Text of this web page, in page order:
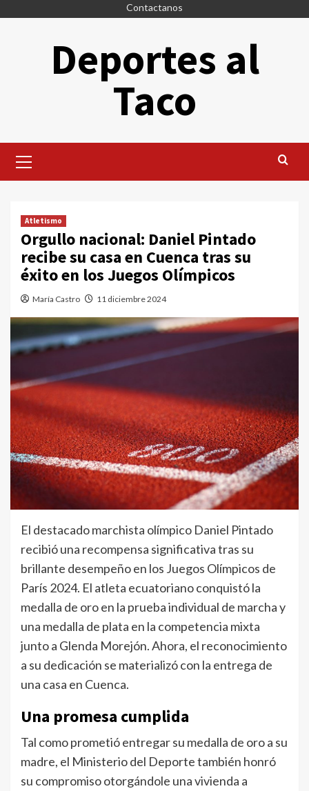
Contactanos
Deportes al
Taco
principal
Atletismo
Orgullo nacional: Daniel Pintado
recibe su casa en Cuenca tras su
éxito en los Juegos Olímpicos
María Castro 11 diciembre 2024
El destacado marchista olímpico Daniel Pintado
recibió una recompensa significativa tras su
brillante desempeño en los Juegos Olímpicos de
París 2024. El atleta ecuatoriano conquistó la
medalla de oro en la prueba individual de marcha y
una medalla de plata en la competencia mixta
junto a Glenda Morejón. Ahora, el reconocimiento
a su dedicación se materializó con la entrega de
una casa en Cuenca.
Una promesa cumplida
Tal como prometió entregar su medalla de oro a su
madre, el Ministerio del Deporte también honró
su compromiso otorgándole una vivienda a